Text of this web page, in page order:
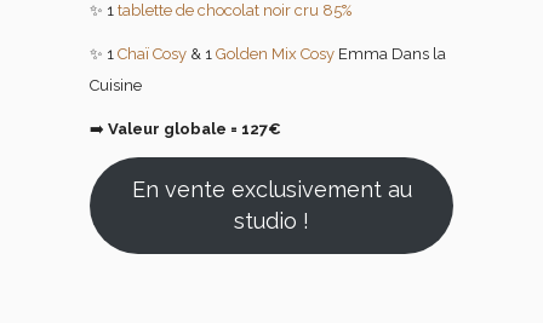
✨ 1 tablette de chocolat noir cru 85%
✨ 1 Chaï Cosy & 1 Golden Mix Cosy Emma Dans la
Cuisine
➡️ Valeur globale = 127€
En vente exclusivement au
studio !